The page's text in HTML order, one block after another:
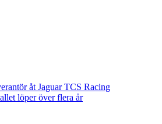
åt Jaguar TCS Racing
löper över flera år